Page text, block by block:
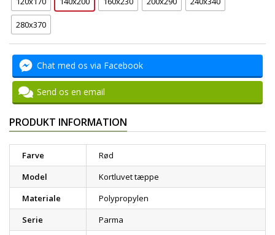
280x370
Chat med os via Facebook
Send os en email
PRODUKT INFORMATION
Farve
Rød
Model
Kortluvet tæppe
Materiale
Polypropylen
Serie
Parma